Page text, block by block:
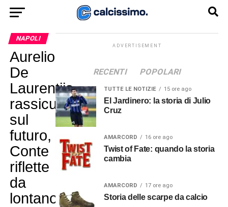
NAPOLI
Aurelio
De
Laurentiis
rassicura
sul
futuro,
Conte
riflette
da
lontano!
ADVERTISEMENT
RECENTI POPOLARI
TUTTE LE NOTIZIE 15 ore ago
El Jardinero: la storia di Julio
Cruz
AMARCORD 16 ore ago
Twist of Fate: quando la storia
cambia
AMARCORD 17 ore ago
Storia delle scarpe da calcio